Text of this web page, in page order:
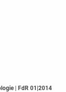
| FdR 01|2014